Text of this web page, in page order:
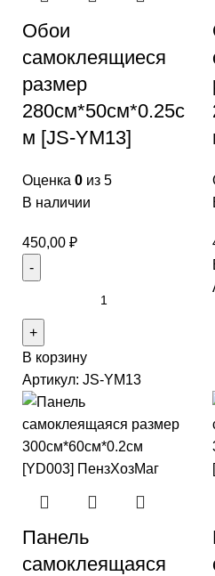
Обои
самоклеящиеся
размер
280см*50см*0.25с
м [JS-YM13]
Оценка 0 из 5
В наличии
450,00 ₽
В корзину
Артикул: JS-YM13
Панель
самоклеящаяся